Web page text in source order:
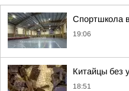
Спортшкола
19:06
Китайцы без
18:51